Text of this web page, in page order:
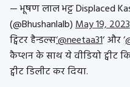
— भूषण लाल भट्ट Displaced
(@Bhushanlalb)May 19, 2023
ट्विटर हैन्डल्स‘@neetaa31‘ और ‘
कैप्शन के साथ ये वीडियो ट्वीट
ट्वीट डिलीट कर दिया.